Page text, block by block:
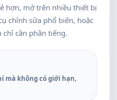
hơn, mở trên nhiều thiết bị
chỉnh sửa phổ biến, hoặc
cần phần tiếng.
mà không có giới hạn,